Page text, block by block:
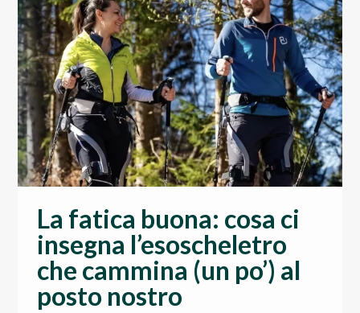
La fatica buona: cosa ci
insegna l’esoscheletro
che cammina (un po’) al
posto nostro